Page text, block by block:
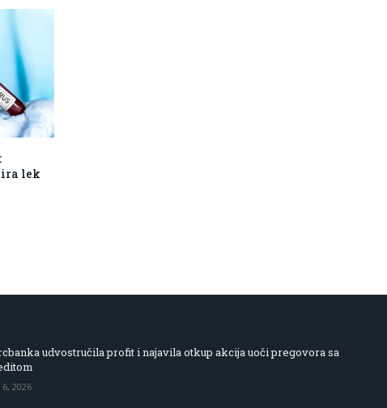
lek
udvostručila profit i najavila otkup akcija uoči pregovora sa
2026